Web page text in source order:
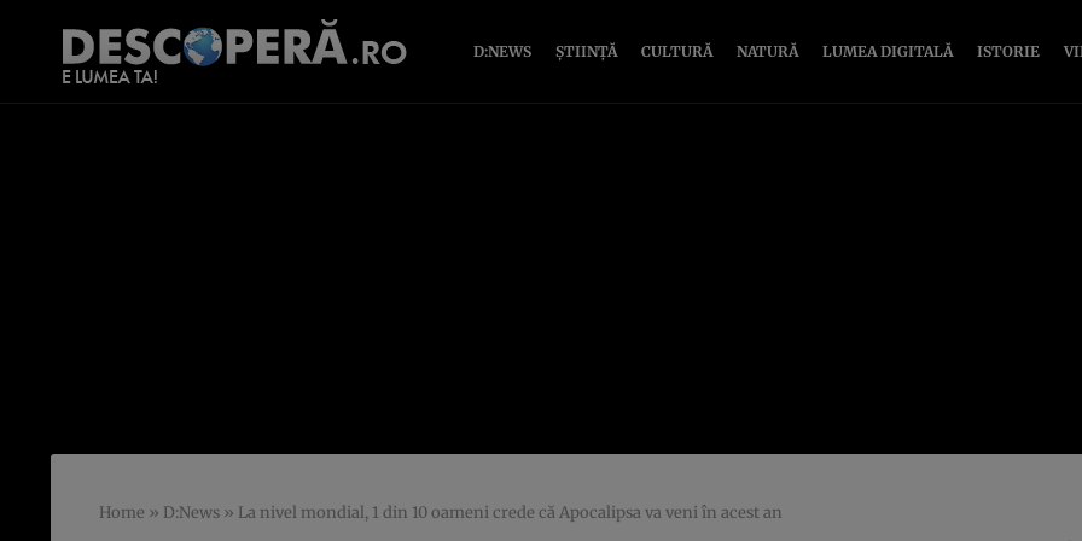
D:NEWS ȘTIINȚĂ CULTURĂ NATURĂ LUMEA DIGITALĂ ISTORIE
Home » D:News » La nivel mondial, 1 din 10 oameni crede că Apocalipsa va veni în acest an